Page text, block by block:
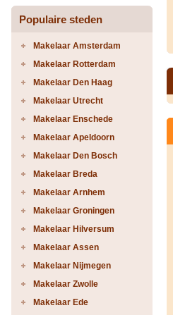
Populaire steden
Makelaar Amsterdam
Makelaar Rotterdam
Makelaar Den Haag
Makelaar Utrecht
Makelaar Enschede
Makelaar Apeldoorn
Makelaar Den Bosch
Makelaar Breda
Makelaar Arnhem
Makelaar Groningen
Makelaar Hilversum
Makelaar Assen
Makelaar Nijmegen
Makelaar Zwolle
Makelaar Ede